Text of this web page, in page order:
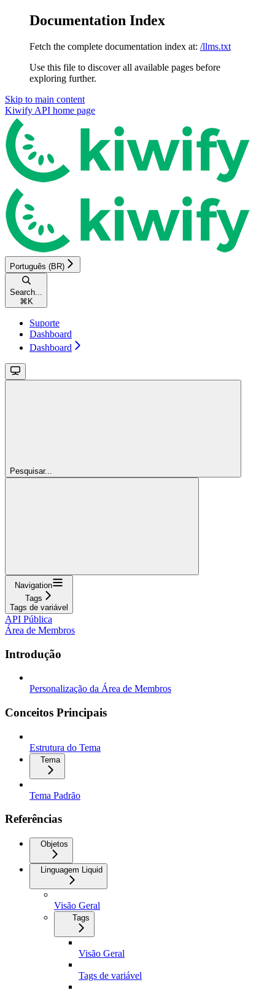
Documentation Index
Fetch the complete documentation index at: /llms.txt
Use this file to discover all available pages before
exploring further.
Skip to main content
Kiwify API home page
Português (BR)
Search...
⌘ K
Suporte
Dashboard
Dashboard
Pesquisar...
Navigation
Tags
Tags de variável
API Pública
Área de Membros
Introdução
Personalização da Área de Membros
Conceitos Principais
Estrutura do Tema
Tema
Tema Padrão
Referências
Objetos
Linguagem Liquid
Visão Geral
Tags
Visão Geral
Tags de variável